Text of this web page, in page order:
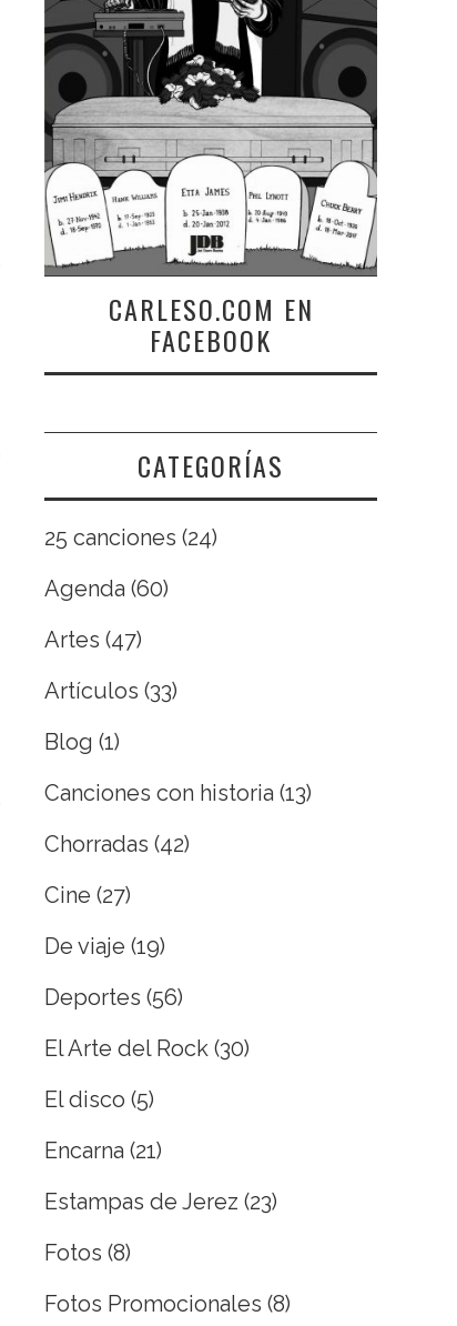
CARLESO.COM EN
FACEBOOK
CATEGORÍAS
25 canciones (24)
Agenda (60)
Artes (47)
Artículos (33)
Blog (1)
Canciones con historia (13)
Chorradas (42)
Cine (27)
De viaje (19)
Deportes (56)
El Arte del Rock (30)
El disco (5)
Encarna (21)
Estampas de Jerez (23)
Fotos (8)
Fotos Promocionales (8)